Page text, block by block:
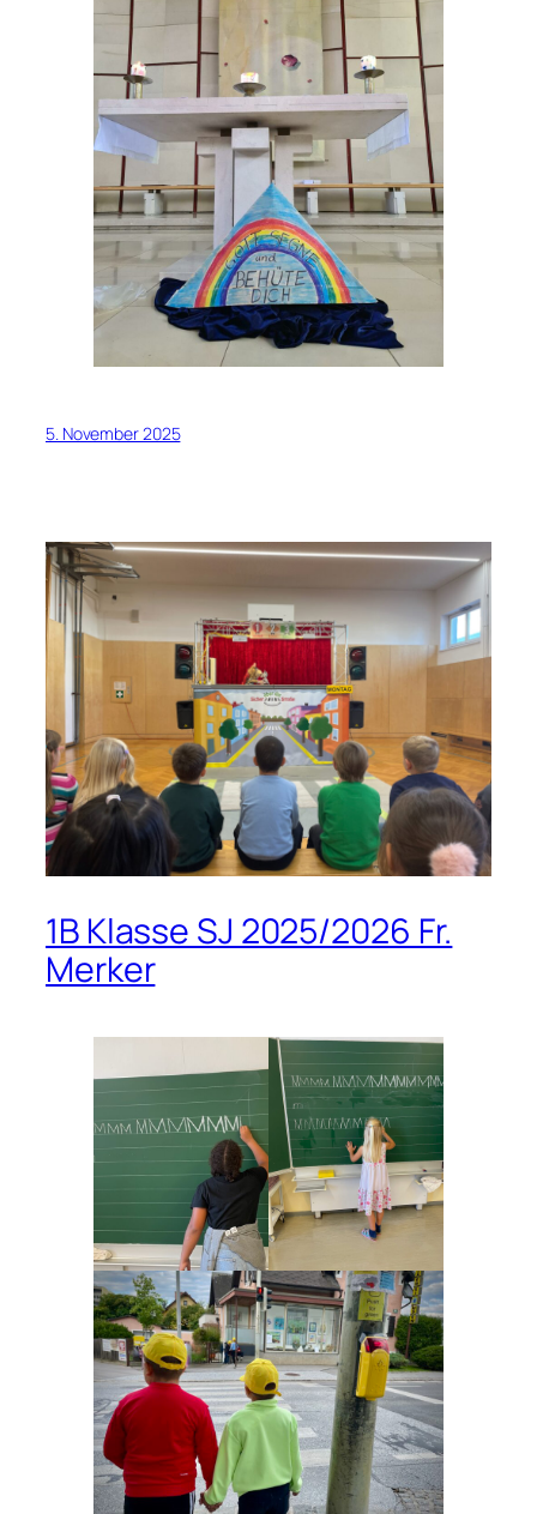
5. November 2025
1B Klasse SJ 2025/2026 Fr.
Merker